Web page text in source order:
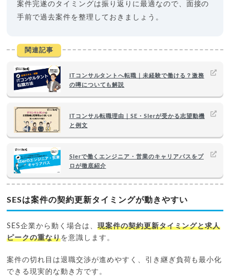
案件完遂のタイミングは振り返りに最適なので、面接の
手前で過去案件を整理しておきましょう。
関連記事
ITコンサルタントへ転職｜未経験で働ける？激務
の噂についても解説
ITコンサル転職理由｜SE・SIerが受かる志望動機
と例文
SIerで働くエンジニア・営業のキャリアパスをプ
ロが徹底紹介
SESは案件の契約更新タイミングが動きやすい
SES企業から動く場合は、 現案件の契約更新タイミングと求人
ピークの重なりを意識します。
案件の切れ目は退職交渉が進めやすく、引き継ぎ負荷も最小化
できる現実的な動き方です。